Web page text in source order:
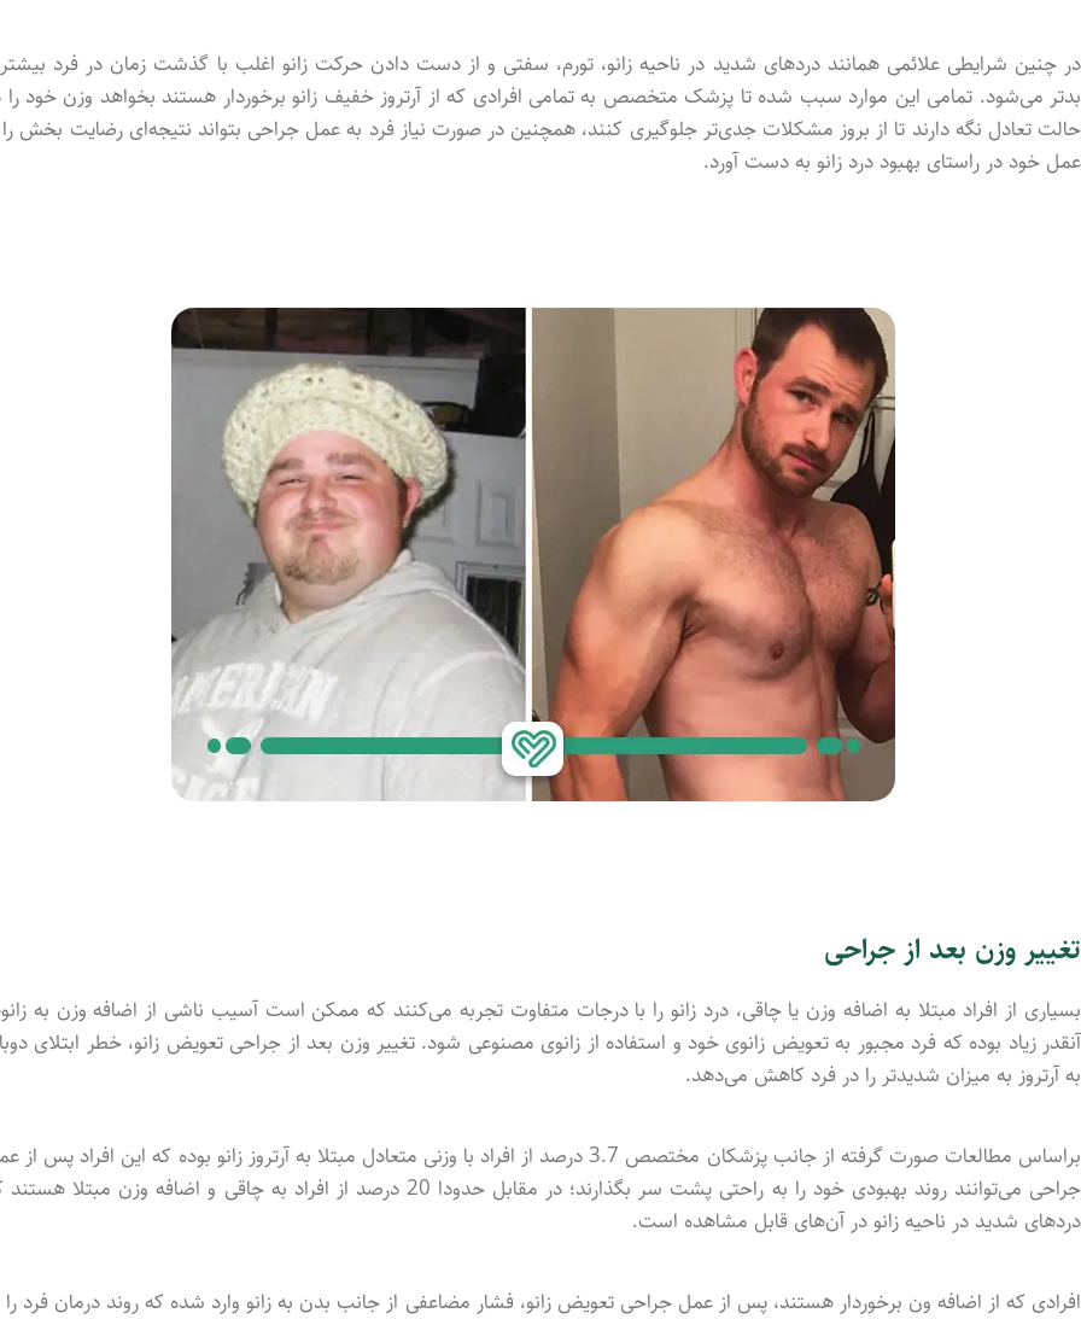
در چنین شرایطی علائمی همانند دردهای شدید در ناحیه زانو، تورم، سفتی و از دست دادن حرکت زانو اغلب با گذشت زمان در فرد
بدتر می‌شود. تمامی این موارد سبب شده تا پزشک متخصص به تمامی افرادی که از آرتروز خفیف زانو برخوردار هستند بخواهد وزن خود را
حالت تعادل نگه دارند تا از بروز مشکلات جدی‌تر جلوگیری کنند، همچنین در صورت نیاز فرد به عمل جراحی بتواند نتیجه‌ای رضایت بخش را
عمل خود در راستای بهبود درد زانو به دست آورد.
تغییر وزن بعد از جراحی
بسیاری از افراد مبتلا به اضافه وزن یا چاقی، درد زانو را با درجات متفاوت تجربه می‌کنند که ممکن است آسیب ناشی از اضافه وزن به
آنقدر زیاد بوده که فرد مجبور به تعویض زانوی خود و استفاده از زانوی مصنوعی شود. تغییر وزن بعد از جراحی تعویض زانو، خطر ابتلای
به آرتروز به میزان شدیدتر را در فرد کاهش می‌دهد.
براساس مطالعات صورت گرفته از جانب پزشکان مختصص 3.7 درصد از افراد با وزنی متعادل مبتلا به آرتروز زانو بوده که این افراد پس
جراحی می‌توانند روند بهبودی خود را به راحتی پشت سر بگذارند؛ در مقابل حدودا 20 درصد از افراد به چاقی و اضافه وزن مبتلا
دردهای شدید در ناحیه زانو در آن‌های قابل مشاهده است.
افرادی که از اضافه ون برخوردار هستند، پس از عمل جراحی تعویض زانو، فشار مضاعفی از جانب بدن به زانو وارد شده که روند درمان فرد را